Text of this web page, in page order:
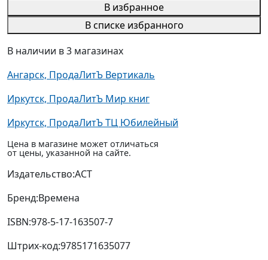
В избранное
В списке избранного
В наличии в 3 магазинах
Ангарск, ПродаЛитЪ Вертикаль
Иркутск, ПродаЛитЪ Мир книг
Иркутск, ПродаЛитЪ ТЦ Юбилейный
Цена в магазине может отличаться
от цены, указанной на сайте.
Издательство:АСТ
Бренд:Времена
ISBN:978-5-17-163507-7
Штрих-код:9785171635077